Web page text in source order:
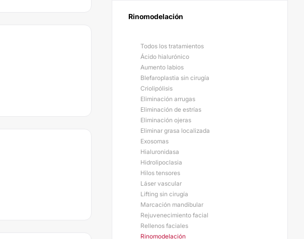
Rinomodelación
Todos los tratamientos
Ácido hialurónico
Aumento labios
Blefaroplastia sin cirugía
Criolipólisis
Eliminación arrugas
Eliminación de estrías
Eliminación ojeras
Eliminar grasa localizada
Exosomas
Hialuronidasa
Hidrolipoclasia
Hilos tensores
Láser vascular
Lifting sin cirugía
Marcación mandibular
Rejuvenecimiento facial
Rellenos faciales
Rinomodelación